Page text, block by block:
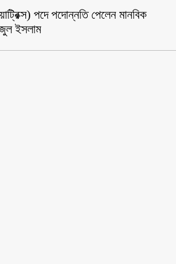
পদে পদোন্নতি পেলেন মানবিক
ইসলাম